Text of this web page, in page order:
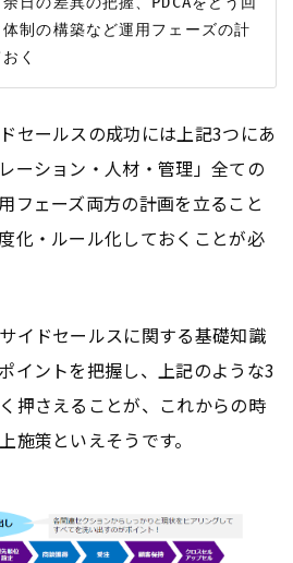
制の構築など運用フェーズの計
セールスの成功には上記3つにあ
ーション・人材・管理」全ての
フェーズ両方の計画を立ること
化・ルール化しておくことが必
イドセールスに関する基礎知識
イントを把握し、上記のような3
押さえることが、これからの時
施策といえそうです。